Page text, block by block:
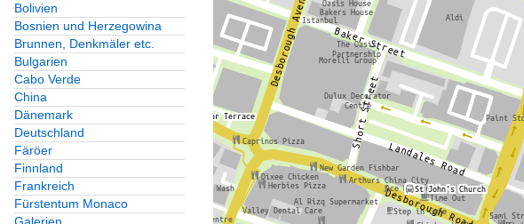
Bolivien
Bosnien und Herzegowina
Brunnen, Denkmäler etc.
Bulgarien
Cabo Verde
China
Dänemark
Deutschland
Färöer
Finnland
Frankreich
Fürstentum Monaco